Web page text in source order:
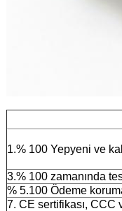
1.% 100 Yepyeni ve
3.% 100 zamanında
% 5.100 Ödeme
7. CE sertifikası, CCC